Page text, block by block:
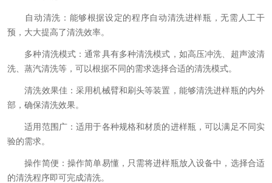
自动清洗：能够根据设定的程序自动清洗进样瓶，无需人工干
预，大大提高了清洗效率。
多种清洗模式：通常具有多种清洗模式，如高压冲洗、超声波清
洗、蒸汽清洗等，可以根据不同的需求选择合适的清洗模式。
清洗效果佳：采用机械臂和刷头等装置，能够清洗进样瓶的内外
部，确保清洗效果。
适用范围广：适用于各种规格和材质的进样瓶，可以满足不同实
验的需求。
操作简便：操作简单易懂，只需将进样瓶放入设备中，选择合适
的清洗程序即可完成清洗。